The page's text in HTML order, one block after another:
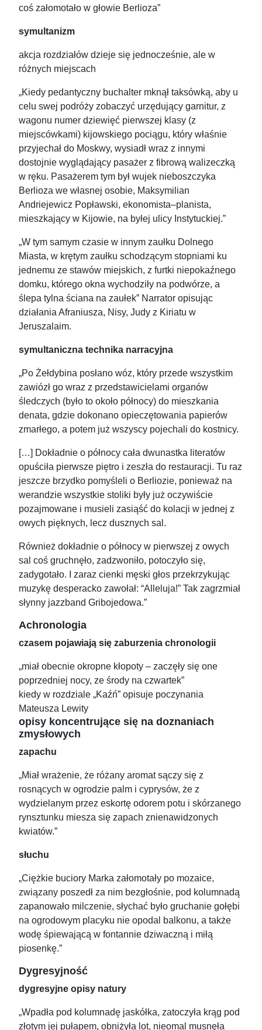
coś załomotało w głowie Berlioza”
symultanizm
akcja rozdziałów dzieje się jednocześnie, ale w
różnych miejscach
„Kiedy pedantyczny buchalter mknął taksówką, aby u
celu swej podróży zobaczyć urzędujący garnitur, z
wagonu numer dziewięć pierwszej klasy (z
miejscówkami) kijowskiego pociągu, który właśnie
przyjechał do Moskwy, wysiadł wraz z innymi
dostojnie wyglądający pasażer z fibrową walizeczką
w ręku. Pasażerem tym był wujek nieboszczyka
Berlioza we własnej osobie, Maksymilian
Andriejewicz Popławski, ekonomista–planista,
mieszkający w Kijowie, na byłej ulicy Instytuckiej.”
„W tym samym czasie w innym zaułku Dolnego
Miasta, w krętym zaułku schodzącym stopniami ku
jednemu ze stawów miejskich, z furtki niepokaźnego
domku, którego okna wychodziły na podwórze, a
ślepa tylna ściana na zaułek” Narrator opisując
działania Afraniusza, Nisy, Judy z Kiriatu w
Jeruszalaim.
symultaniczna technika narracyjna
„Po Żełdybina posłano wóz, który przede wszystkim
zawiózł go wraz z przedstawicielami organów
śledczych (było to około północy) do mieszkania
denata, gdzie dokonano opieczętowania papierów
zmarłego, a potem już wszyscy pojechali do kostnicy.
[…] Dokładnie o północy cała dwunastka literatów
opuściła pierwsze piętro i zeszła do restauracji. Tu raz
jeszcze brzydko pomyśleli o Berliozie, ponieważ na
werandzie wszystkie stoliki były już oczywiście
pozajmowane i musieli zasiąść do kolacji w jednej z
owych pięknych, lecz dusznych sal.
Również dokładnie o północy w pierwszej z owych
sal coś gruchnęło, zadzwoniło, potoczyło się,
zadygotało. I zaraz cienki męski głos przekrzykując
muzykę desperacko zawołał: “Alleluja!” Tak zagrzmiał
słynny jazzband Gribojedowa.”
Achronologia
czasem pojawiają się zaburzenia chronologii
„miał obecnie okropne kłopoty – zaczęły się one
poprzedniej nocy, ze środy na czwartek”
kiedy w rozdziale „Kaźń” opisuje poczynania
Mateusza Lewity
opisy koncentrujące się na doznaniach
zmysłowych
zapachu
„Miał wrażenie, że różany aromat sączy się z
rosnących w ogrodzie palm i cyprysów, że z
wydzielanym przez eskortę odorem potu i skórzanego
rynsztunku miesza się zapach znienawidzonych
kwiatów.”
słuchu
„Ciężkie buciory Marka załomotały po mozaice,
związany poszedł za nim bezgłośnie, pod kolumnadą
zapanowało milczenie, słychać było gruchanie gołębi
na ogrodowym placyku nie opodal balkonu, a także
wodę śpiewającą w fontannie dziwaczną i miłą
piosenkę.”
Dygresyjność
dygresyjne opisy natury
„Wpadła pod kolumnadę jaskółka, zatoczyła krąg pod
złotym jej pułapem, obniżyła lot, nieomal musnęła